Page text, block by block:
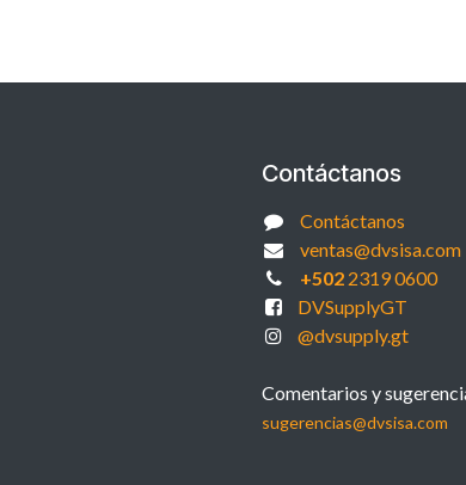
Contáctanos
Contáctanos
ventas@dvsisa.com
+5022319 0600
DVSupplyGT
@dvsupply.gt
Comentarios y
sugerencias@dvsisa.com